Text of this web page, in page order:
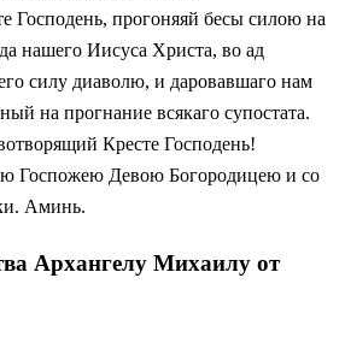
Господень, прогоняяй бесы силою на
нашего Иисуса Христа, во ад
силу диаволю, и даровавшаго нам
на прогнание всякаго супостата.
Кресте Господень!
Госпожею Девою Богородицею и со
Аминь.
Архангелу Михаилу от